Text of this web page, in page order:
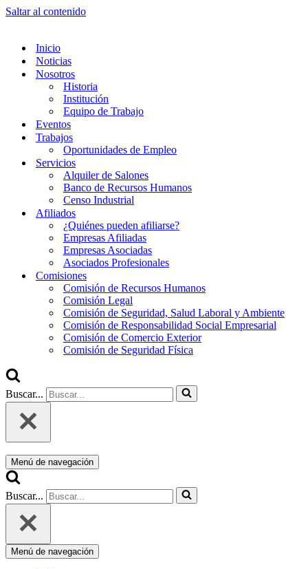
Saltar al contenido
Inicio
Noticias
Nosotros
Historia
Institución
Equipo de Trabajo
Eventos
Trabajos
Oportunidades de Empleo
Servicios
Alquiler de Salones
Banco de Recursos Humanos
Censo Industrial
Afiliados
¿Quiénes pueden afiliarse?
Empresas Afiliadas
Empresas Asociadas
Asociados Profesionales
Comisiones
Comisión de Recursos Humanos
Comisión Legal
Comisión de Seguridad, Salud Laboral y Ambiente
Comisión de Responsabilidad Social Empresarial
Comisión de Comercio Exterior
Comisión de Seguridad Física
Buscar...
Menú de navegación
Buscar...
Menú de navegación